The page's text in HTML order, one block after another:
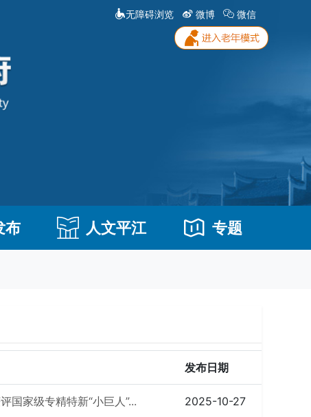
无障碍浏览 微博 微信
布 人文平江 专题
发布日期
国家级专精特新“小巨人”... 2025-10-27